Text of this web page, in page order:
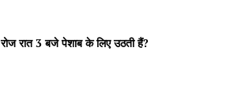
रोज रात 3 बजे पेशाब के लिए उठती हैं?